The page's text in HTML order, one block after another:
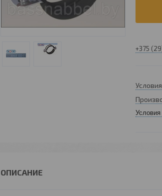
+375
Условия